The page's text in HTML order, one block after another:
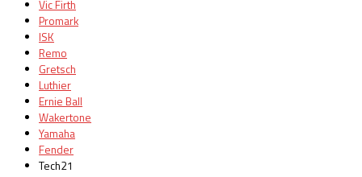
Vic Firth
Promark
ISK
Remo
Gretsch
Luthier
Ernie Ball
Wakertone
Yamaha
Fender
Tech21